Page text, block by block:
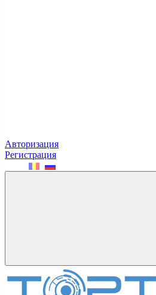
Авторизация
Регистрация